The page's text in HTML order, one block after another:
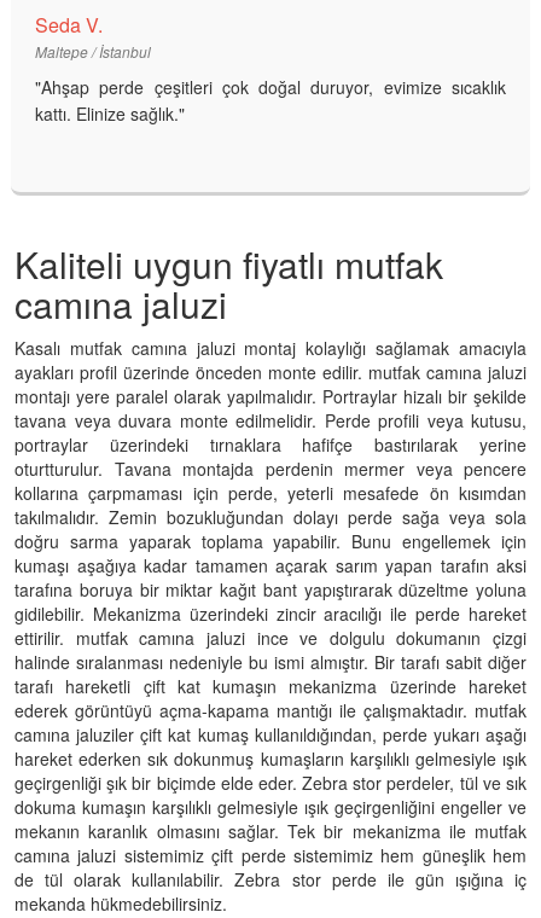
Seda V.
Maltepe / İstanbul
"Ahşap perde çeşitleri çok doğal duruyor, evimize sıcaklık
kattı. Elinize sağlık."
Kaliteli uygun fiyatlı mutfak
camına jaluzi
Kasalı mutfak camına jaluzi montaj kolaylığı sağlamak amacıyla
ayakları profil üzerinde önceden monte edilir. mutfak camına jaluzi
montajı yere paralel olarak yapılmalıdır. Portraylar hizalı bir şekilde
tavana veya duvara monte edilmelidir. Perde profili veya kutusu,
portraylar üzerindeki tırnaklara hafifçe bastırılarak yerine
oturtturulur. Tavana montajda perdenin mermer veya pencere
kollarına çarpmaması için perde, yeterli mesafede ön kısımdan
takılmalıdır. Zemin bozukluğundan dolayı perde sağa veya sola
doğru sarma yaparak toplama yapabilir. Bunu engellemek için
kumaşı aşağıya kadar tamamen açarak sarım yapan tarafın aksi
tarafına boruya bir miktar kağıt bant yapıştırarak düzeltme yoluna
gidilebilir. Mekanizma üzerindeki zincir aracılığı ile perde hareket
ettirilir. mutfak camına jaluzi ince ve dolgulu dokumanın çizgi
halinde sıralanması nedeniyle bu ismi almıştır. Bir tarafı sabit diğer
tarafı hareketli çift kat kumaşın mekanizma üzerinde hareket
ederek görüntüyü açma-kapama mantığı ile çalışmaktadır. mutfak
camına jaluziler çift kat kumaş kullanıldığından, perde yukarı aşağı
hareket ederken sık dokunmuş kumaşların karşılıklı gelmesiyle ışık
geçirgenliği şık bir biçimde elde eder. Zebra stor perdeler, tül ve sık
dokuma kumaşın karşılıklı gelmesiyle ışık geçirgenliğini engeller ve
mekanın karanlık olmasını sağlar. Tek bir mekanizma ile mutfak
camına jaluzi sistemimiz çift perde sistemimiz hem güneşlik hem
de tül olarak kullanılabilir. Zebra stor perde ile gün ışığına iç
mekanda hükmedebilirsiniz.